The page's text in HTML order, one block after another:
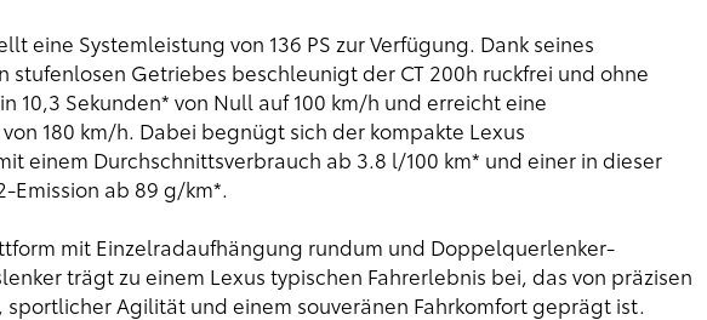
eine Systemleistung von 136 PS zur Verfügung. Dank seines
stufenlosen Getriebes beschleunigt der CT 200h ruckfrei und ohne
10,3 Sekunden* von Null auf 100 km/h und erreicht eine
180 km/h. Dabei begnügt sich der kompakte Lexus
einem Durchschnittsverbrauch ab 3.8 l/100 km* und einer in dieser
Emission ab 89 g/km*.
mit Einzelradaufhängung rundum und Doppelquerlenker-
trägt zu einem Lexus typischen Fahrerlebnis bei, das von präzisen
Agilität und einem souveränen Fahrkomfort geprägt ist.